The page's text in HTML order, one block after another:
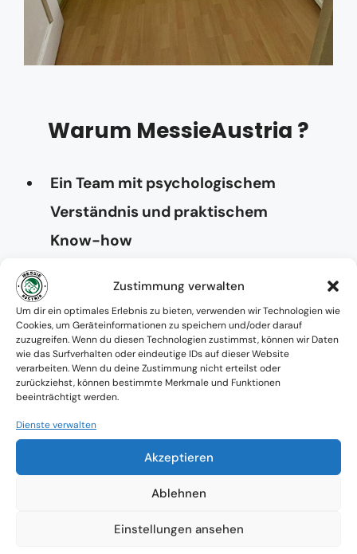
Zustimmung verwalten
Um dir ein optimales Erlebnis zu bieten, verwenden wir Technologien wie
Cookies, um Geräteinformationen zu speichern und/oder darauf
zuzugreifen. Wenn du diesen Technologien zustimmst, können wir Daten
wie das Surfverhalten oder eindeutige IDs auf dieser Website
verarbeiten. Wenn du deine Zustimmung nicht erteilst oder
zurückziehst, können bestimmte Merkmale und Funktionen
beeinträchtigt werden.
Dienste verwalten
Akzeptieren
Ablehnen
Einstellungen ansehen
Warum MessieAustria ?
Ein Team mit psychologischem
Verständnis und praktischem
Know-how
Verfügbarkeit: Österreichweit
Absolute Diskretion & keine
Zusammenarbeit mit Ämtern ohne
Einverständnis